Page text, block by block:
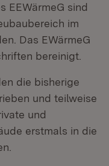
EEWärmeG sind
im
Das EWärmeG
bereinigt.
die bisherige
und teilweise
und
erstmals in die